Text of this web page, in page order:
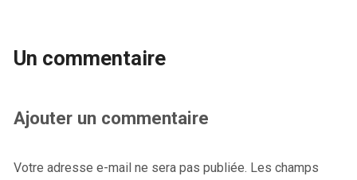
Un commentaire
Ajouter un commentaire
Votre adresse e-mail ne sera pas publiée. Les champs